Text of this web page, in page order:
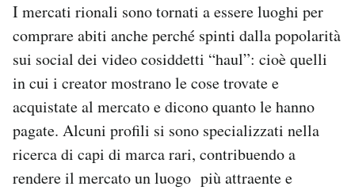
I mercati rionali sono tornati a essere luoghi per
comprare abiti anche perché spinti dalla popolarità
sui social dei video cosiddetti “haul”: cioè quelli
in cui i creator mostrano le cose trovate e
acquistate al mercato e dicono quanto le hanno
pagate. Alcuni profili si sono specializzati nella
ricerca di capi di marca rari, contribuendo a
rendere il mercato un luogo più attraente e